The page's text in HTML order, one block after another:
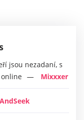
jsou nezadaní, s
Mixxxer